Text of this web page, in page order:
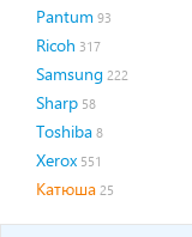
Pantum 93
Ricoh 317
Samsung 222
Sharp 58
Toshiba 8
Xerox 551
Катюша 25